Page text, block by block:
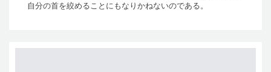
自分の首を絞めることにもなりかねないのである。